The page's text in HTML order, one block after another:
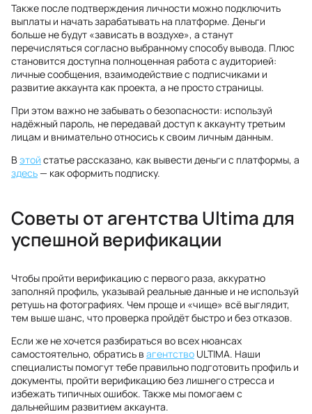
Также после подтверждения личности можно подключить
выплаты и начать зарабатывать на платформе. Деньги
больше не будут «зависать в воздухе», а станут
перечисляться согласно выбранному способу вывода. Плюс
становится доступна полноценная работа с аудиторией:
личные сообщения, взаимодействие с подписчиками и
развитие аккаунта как проекта, а не просто страницы.
При этом важно не забывать о безопасности: используй
надёжный пароль, не передавай доступ к аккаунту третьим
лицам и внимательно относись к своим личным данным.
Вэтой статье рассказано, как вывести деньги с платформы, а
здесь— как оформить подписку.
Советы от агентства Ultima для
успешной верификации
Чтобы пройти верификацию с первого раза, аккуратно
заполняй профиль, указывай реальные данные и не используй
ретушь на фотографиях. Чем проще и «чище» всё выглядит,
тем выше шанс, что проверка пройдёт быстро и без отказов.
Если же не хочется разбираться во всех нюансах
самостоятельно, обратись в агентство ULTIMA. Наши
специалисты помогут тебе правильно подготовить профиль и
документы, пройти верификацию без лишнего стресса и
избежать типичных ошибок. Также мы помогаем с
дальнейшим развитием аккаунта.